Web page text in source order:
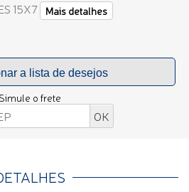
15X7
Mais detalhes
Simule o frete